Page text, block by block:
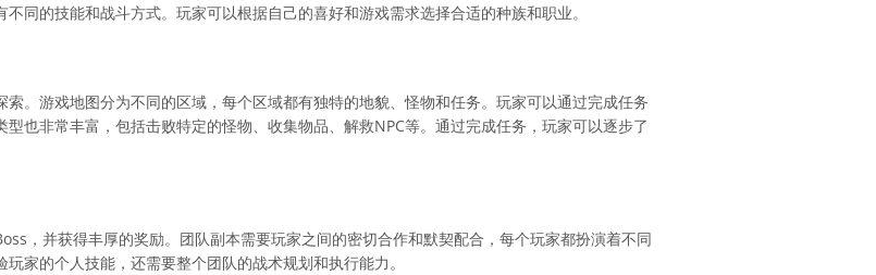
同的技能和战斗方式。玩家可以根据自己的喜好和游戏需求选择合适的种族和职业。
。游戏地图分为不同的区域，每个区域都有独特的地貌、怪物和任务。玩家可以通过完成任务
也非常丰富，包括击败特定的怪物、收集物品、解救NPC等。通过完成任务，玩家可以逐步了
，并获得丰厚的奖励。团队副本需要玩家之间的密切合作和默契配合，每个玩家都扮演着不同
家的个人技能，还需要整个团队的战术规划和执行能力。